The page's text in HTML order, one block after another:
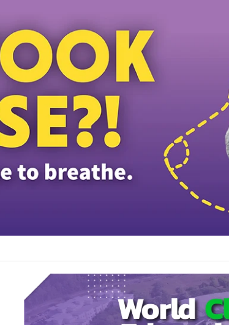
கைது: போலீஸாரின் இரட்டை நிலைப்பாடு; சாடிய RSN ராயர்